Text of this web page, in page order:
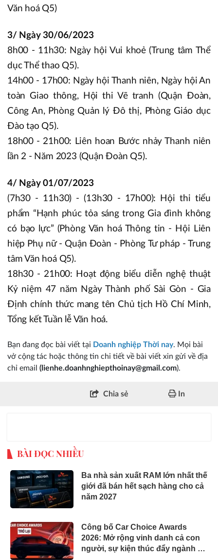
Văn hoá Q5)
3/ Ngày 30/06/2023
8h00 - 11h30: Ngày hội Vui khoẻ (Trung tâm Thể
dục Thể thao Q5).
14h00 - 17h00: Ngày hội Thanh niên, Ngày hội An
toàn Giao thông, Hội thi Vẽ tranh (Quận Đoàn,
Công An, Phòng Quản lý Đô thị, Phòng Giáo dục
Đào tạo Q5).
18h00 - 21h00: Liên hoan Bước nhảy Thanh niên
lần 2 - Năm 2023 (Quận Đoàn Q5).
4/ Ngày 01/07/2023
(7h30 - 11h30) - (13h30 - 17h00): Hội thi tiểu
phẩm “Hạnh phúc tỏa sáng trong Gia đình không
có bạo lực” (Phòng Văn hoá Thông tin - Hội Liên
hiệp Phụ nữ - Quận Đoàn - Phòng Tư pháp - Trung
tâm Văn hoá Q5).
18h30 - 21h00: Hoạt động biểu diễn nghệ thuật
Kỷ niệm 47 năm Ngày Thành phố Sài Gòn - Gia
Định chính thức mang tên Chủ tịch Hồ Chí Minh,
Tổng kết Tuần lễ Văn hoá.
Bạn đang đọc bài viết tại Doanh nghiệp Thời nay. Mọi bài
vở cộng tác hoặc thông tin chi tiết về bài viết xin gửi về địa
chỉ email (lienhe.doanhnghiepthoinay@gmail.com).
Chia sẻ In
BÀI ĐỌC NHIỀU
Ba nhà sản xuất RAM lớn nhất thế
giới đã bán hết sạch hàng cho cả
năm 2027
Công bố Car Choice Awards
2026: Mở rộng vinh danh cả con
người, sự kiện thúc đẩy ngành xe